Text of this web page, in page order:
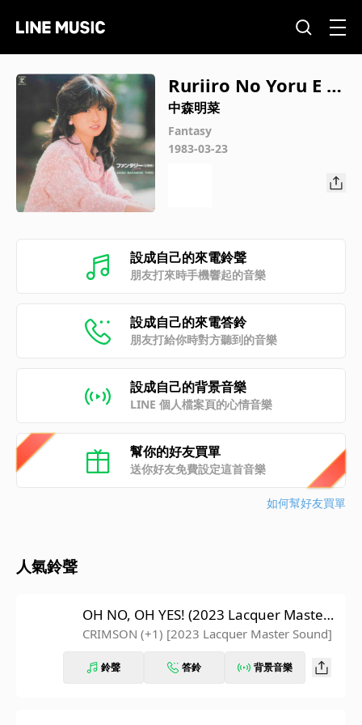
Ruriiro No Yoru E (2
012 Remastered)
中森明菜
Fantasy
1983-03-23
設成自己的來電鈴聲
朋友打來時手機響起的音樂
設成自己的來電答鈴
朋友打給你時對方聽到的音樂
設成自己的背景音樂
LINE 個人檔案頁的心情音樂
幫你的好友買單
送你好友免費設定這首音樂
如何幫好友買單
人氣鈴聲
OH NO, OH YES! (2023 Lacquer Master
Sound)
CRIMSON (+1) [2023 Lacquer Master Sound]
鈴聲 答鈴 背景音樂